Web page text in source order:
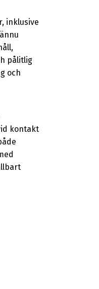
inklusive
pålitlig
och
kontakt